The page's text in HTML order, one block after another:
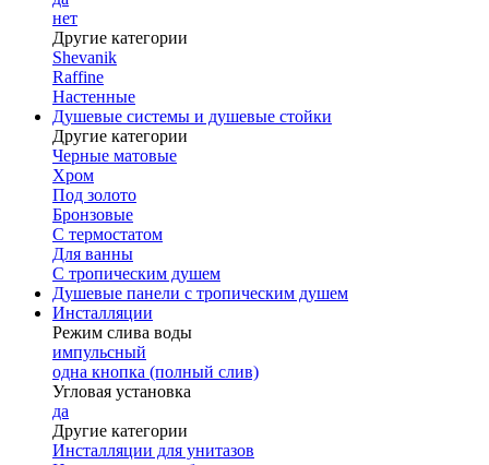
нет
Другие категории
Shevanik
Raffine
Настенные
Душевые системы и душевые стойки
Другие категории
Черные матовые
Хром
Под золото
Бронзовые
С термостатом
Для ванны
С тропическим душем
Душевые панели с тропическим душем
Инсталляции
Режим слива воды
импульсный
одна кнопка (полный слив)
Угловая установка
да
Другие категории
Инсталляции для унитазов